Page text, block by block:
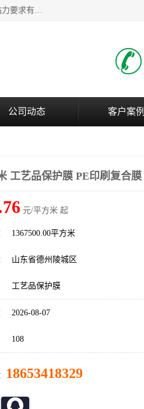
该类保护膜有复合，透明、奶白、蓝色、黑白等膜型。特高粘，高粘，中高粘，中粘，中低粘，低粘等。对于不同的粘力要求有相应的产品相适配。无胶渍残留污染。在较宽的收卷幅度下平整无皱纹，收卷长度大，利于机械化及自动化施工粘贴。为您的产品提供的表面保护解决方案。 产品广泛适用于：铝材、不锈钢、金属、塑料、电子、家电、家具、玻璃、化工材料、装饰材料等。
公司动态 客户案例
工艺品保护膜 PE印刷复合膜
元/平方米 起
1367500.00平方米
山东省德州陵城区
工艺品保护膜
2026-08-07
108
18653418329